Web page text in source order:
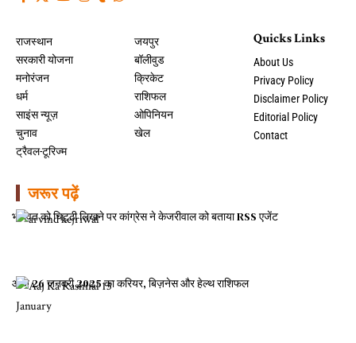
राजस्थान
सरकारी योजना
मनोरंजन
धर्म
साइंस न्यूज़
चुनाव
ट्रैवल-टूरिज्म
जयपुर
बॉलीवुड
क्रिकेट
राशिफल
ओपिनियन
खेल
Quicks Links
About Us
Privacy Policy
Disclaimer Policy
Editorial Policy
Contact
जरूर पढ़ें
भागवत को चिट्ठी लिखने पर कांग्रेस ने केजरीवाल को बताया RSS एजेंट
आज 26 जनवरी 2025 का करियर, बिज़नेस और हेल्थ राशिफल